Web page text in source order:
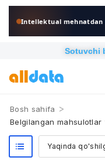
Intellektual mehnatdan
Sotuvchi
Bosh sahifa >
Belgilangan mahsulotlar